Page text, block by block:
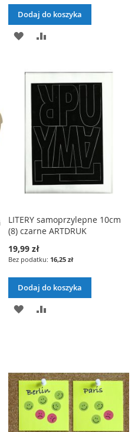
Dodaj do koszyka
DODAJ
LISTY
ŻYCZEŃ
LITERY samoprzylepne 10cm
(8) czarne ARTDRUK
19,99 zł
16,25 zł
Dodaj do koszyka
DODAJ
ŻYCZEŃ